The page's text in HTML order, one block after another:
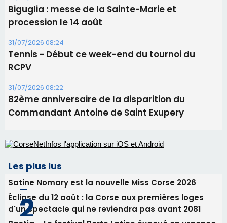
82ème anniversaire de la disparition du
Commandant Antoine de Saint Exupery
Les plus lus
Satine Nomary est la nouvelle Miss Corse 2026
Éclipse du 12 août : la Corse aux premières loges
d'un spectacle qui ne reviendra pas avant 2081
avant le concert de Mosimann
consommation en recul dans les restaurants
La gendarmerie alerte les restaurateurs corses
face à une nouvelle escroquerie au faux vendeur de
vin